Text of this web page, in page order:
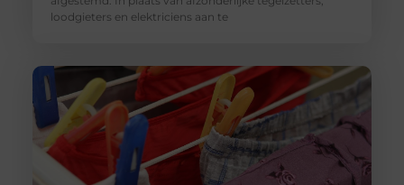
loodgieters en elektriciens aan te